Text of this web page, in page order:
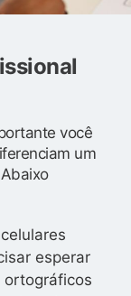
você
um
esperar
ortográficos